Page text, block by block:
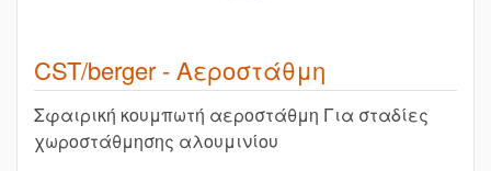
CST/berger - Αεροστάθμη
Σφαιρική κουμπωτή αεροστάθμη Για σταδίες
χωροστάθμησης αλουμινίου